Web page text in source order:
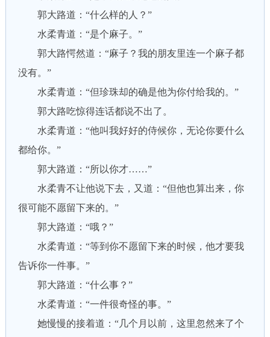
郭大路道：“什么样的人？”
水柔青道：“是个麻子。”
郭大路愕然道：“麻子？我的朋友里连一个麻子都
没有。”
水柔青道：“但珍珠却的确是他为你付给我的。”
郭大路吃惊得连话都说不出了。
水柔青道：“他叫我好好的侍候你，无论你要什么
都给你。”
郭大路道：“所以你才……”
水柔青不让他说下去，又道：“但他也算出来，你
很可能不愿留下来的。”
郭大路道：“哦？”
水柔青道：“等到你不愿留下来的时候，他才要我
告诉你一件事。”
郭大路道：“什么事？”
水柔青道：“一件很奇怪的事。”
她慢慢的接着道：“几个月以前，这里忽然来了个